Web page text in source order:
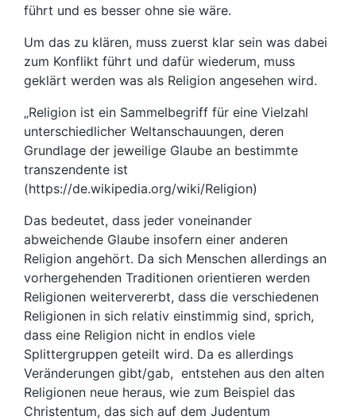
führt und es besser ohne sie wäre.
Um das zu klären, muss zuerst klar sein was dabei
zum Konflikt führt und dafür wiederum, muss
geklärt werden was als Religion angesehen wird.
„Religion ist ein Sammelbegriff für eine Vielzahl
unterschiedlicher Weltanschauungen, deren
Grundlage der jeweilige Glaube an bestimmte
transzendente ist
(https://de.wikipedia.org/wiki/Religion)
Das bedeutet, dass jeder voneinander
abweichende Glaube insofern einer anderen
Religion angehört. Da sich Menschen allerdings an
vorhergehenden Traditionen orientieren werden
Religionen weitervererbt, dass die verschiedenen
Religionen in sich relativ einstimmig sind, sprich,
dass eine Religion nicht in endlos viele
Splittergruppen geteilt wird. Da es allerdings
Veränderungen gibt/gab, entstehen aus den alten
Religionen neue heraus, wie zum Beispiel das
Christentum, das sich auf dem Judentum